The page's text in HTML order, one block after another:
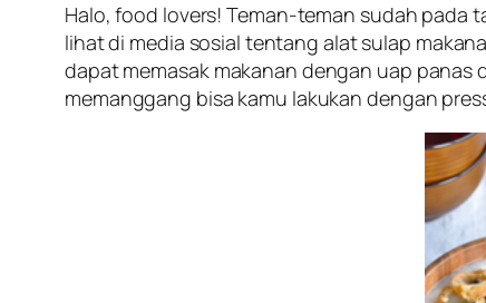
Halo,food lovers! Teman-teman sudah pada
lihat di media sosial tentang alat sulap
dapat memasak makanan dengan uap
memanggang bisa kamu lakukan dengan